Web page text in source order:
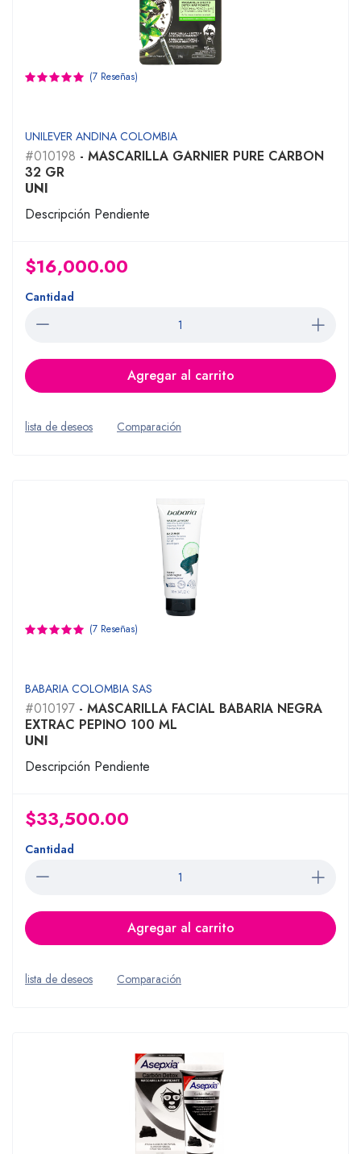
(7 Reseñas)
UNILEVER ANDINA COLOMBIA
#010198 - MASCARILLA GARNIER PURE CARBON
32 GR
UNI
Descripción Pendiente
$16,000.00
Cantidad
Agregar al carrito
lista de deseos Comparación
(7 Reseñas)
BABARIA COLOMBIA SAS
#010197 - MASCARILLA FACIAL BABARIA NEGRA
EXTRAC PEPINO 100 ML
UNI
Descripción Pendiente
$33,500.00
Cantidad
Agregar al carrito
lista de deseos Comparación